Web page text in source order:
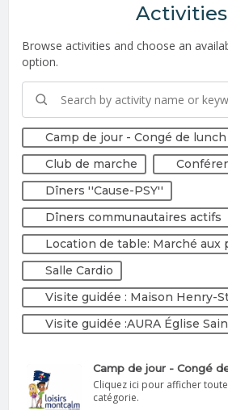
Activities
Browse activities and choose an
option.
Camp de jour - Congé de
Club de marche
Dîners ''Cause-PSY''
Dîners communautaires actifs
Location de table: Marché aux
Salle Cardio
Visite guidée : Maison Henry-
Visite guidée :AURA Église
Camp de jour - Congé
Cliquez ici pour afficher
catégorie.